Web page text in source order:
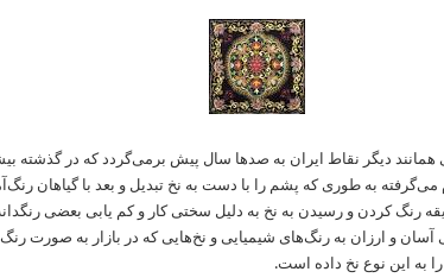
همانند دیگر نقاط ایران به صدها سال پیش برمی‌گردد که در گذشته
به طوری که پشم را با دست به نخ تبدیل و بعد با گیاهان
رنگ کردن و رسیدن به نخ به دلیل سختی کار و کم یابی بعضی
و ارزان به رنگ‌های شیمیایی و نخ‌هایی که در بازار به صورت
به این نوع نخ داده است.